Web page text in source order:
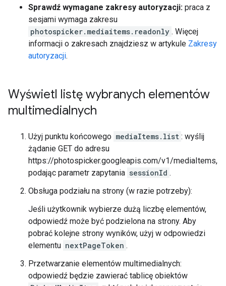
Sprawdź wymagane zakresy autoryzacji: praca z
sesjami wymaga zakresu
photospicker.mediaitems.readonly . Więcej
informacji o zakresach znajdziesz w artykule Zakresy
autoryzacji.
Wyświetl listę wybranych elementów
multimedialnych
Użyj punktu końcowego mediaItems.list : wyślij
żądanie GET do adresu
https://photospicker.googleapis.com/v1/mediaItems,
podając parametr zapytania sessionId .
Obsługa podziału na strony (w razie potrzeby):
Jeśli użytkownik wybierze dużą liczbę elementów,
odpowiedź może być podzielona na strony. Aby
pobrać kolejne strony wyników, użyj w odpowiedzi
elementu nextPageToken .
Przetwarzanie elementów multimedialnych:
odpowiedź będzie zawierać tablicę obiektów